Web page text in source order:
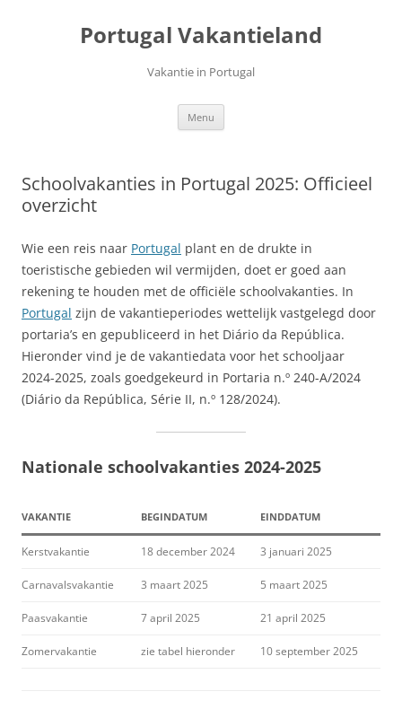
Portugal Vakantieland
Vakantie in Portugal
Menu
Schoolvakanties in Portugal 2025: Officieel
overzicht
Wie een reis naar Portugal plant en de drukte in
toeristische gebieden wil vermijden, doet er goed aan
rekening te houden met de officiële schoolvakanties. In
Portugal zijn de vakantieperiodes wettelijk vastgelegd door
portaria’s en gepubliceerd in het Diário da República.
Hieronder vind je de vakantiedata voor het schooljaar
2024-2025, zoals goedgekeurd in Portaria n.º 240-A/2024
(Diário da República, Série II, n.º 128/2024).
Nationale schoolvakanties 2024-2025
VAKANTIE BEGINDATUM EINDDATUM
Kerstvakantie 18 december 2024 3 januari 2025
Carnavalsvakantie 3 maart 2025 5 maart 2025
Paasvakantie 7 april 2025 21 april 2025
Zomervakantie zie tabel hieronder 10 september 2025